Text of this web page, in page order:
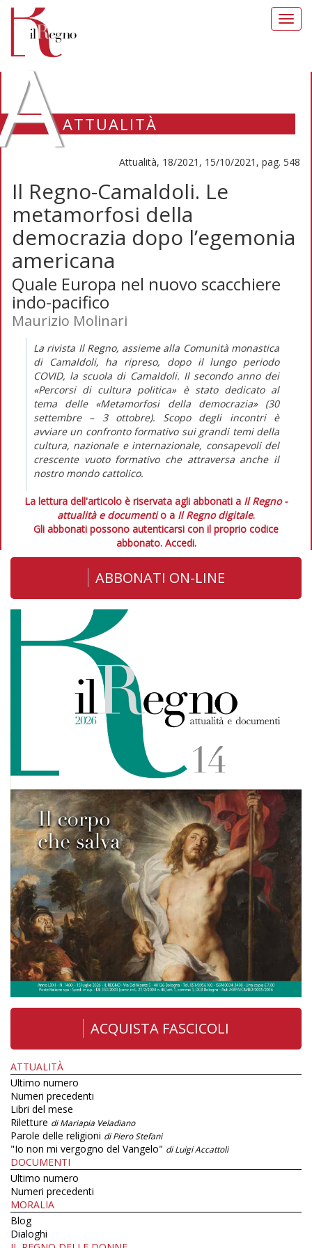
ATTUALITÀ
Attualità, 18/2021, 15/10/2021, pag. 548
Il Regno-Camaldoli. Le
metamorfosi della
democrazia dopo l’egemonia
americana
Quale Europa nel nuovo scacchiere
indo-pacifico
Maurizio Molinari
La rivista Il Regno, assieme alla Comunità monastica
di Camaldoli, ha ripreso, dopo il lungo periodo
COVID, la scuola di Camaldoli. Il secondo anno dei
«Percorsi di cultura politica» è stato dedicato al
tema delle «Metamorfosi della democrazia» (30
settembre – 3 ottobre). Scopo degli incontri è
avviare un confronto formativo sui grandi temi della
cultura, nazionale e internazionale, consapevoli del
crescente vuoto formativo che attraversa anche il
nostro mondo cattolico.
La lettura dell'articolo è riservata agli abbonati a Il Regno -
attualità e documentio a Il Regno digitale.
Gli abbonati possono autenticarsi con il proprio codice
abbonato. Accedi.
ABBONATI ON-LINE
ACQUISTA FASCICOLI
ATTUALITÀ
Ultimo numero
Numeri precedenti
Libri del mese
Riletture di Mariapia Veladiano
Parole delle religioni di Piero Stefani
"Io non mi vergogno del Vangelo" di Luigi Accattoli
DOCUMENTI
Ultimo numero
Numeri precedenti
MORALIA
Blog
Dialoghi